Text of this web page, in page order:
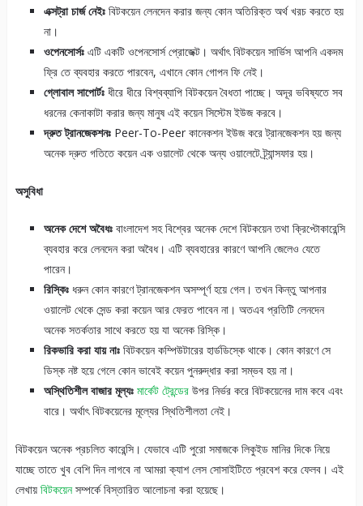
এক্সট্রা চার্জ নেইঃবিটকয়েন লেনদেন করার জন্য কোন অতিরিক্ত অর্থ খরচ করতে হয়
না।
ওপেনসোর্সঃএটি একটি ওপেনসোর্স প্রোজেক্ট। অর্থাৎ বিটকয়েন সার্ভিস আপনি একদম
ফ্রি তে ব্যবহার করতে পারবেন, এখানে কোন গোপন ফি নেই।
গ্লোবাল সাপোর্টঃধীরে ধীরে বিশ্বব্যাপি বিটকয়েন বৈধতা পাচ্ছে। অদূর ভবিষ্যতে সব
ধরনের কেনাকাটা করার জন্য মানুষ এই কয়েন সিস্টেম ইউজ করবে।
দ্রুত ট্রানজেকশনঃPeer-To-Peer কানেকশন ইউজ করে ট্রানজেকশন হয় জন্য
অনেক দ্রুত গতিতে কয়েন এক ওয়ালেট থেকে অন্য ওয়ালেটে ট্র্যান্সফার হয়।
অসুবিধা
অনেক দেশে অবৈধঃবাংলাদেশ সহ বিশ্বের অনেক দেশে বিটকয়েন তথা ক্রিপ্টোকারেন্সি
ব্যবহার করে লেনদেন করা অবৈধ। এটি ব্যবহারের কারণে আপনি জেলেও যেতে
পারেন।
রিস্কিঃধরুন কোন কারণে ট্রানজেকশন অসম্পূর্ণ হয়ে গেল। তখন কিন্তু আপনার
ওয়ালেট থেকে সেন্ড করা কয়েন আর ফেরত পাবেন না। অতএব প্রতিটি লেনদেন
অনেক সতর্কতার সাথে করতে হয় যা অনেক রিস্কি।
রিকভারি করা যায় নাঃবিটকয়েন কম্পিউটারের হার্ডডিস্কে থাকে। কোন কারণে সে
ডিস্ক নষ্ট হয়ে গেলে কোন ভাবেই কয়েন পুনরুদ্ধার করা সম্ভব হয় না।
অস্থিতিশীল বাজার মূল্যঃ মার্কেট ট্রেন্ডেরউপর নির্ভর করে বিটকয়েনের দাম কবে এবং
বারে। অর্থাৎ বিটকয়েনের মূল্যের স্থিতিশীলতা নেই।
বিটকয়েন অনেক প্রচলিত কারেন্সি। যেভাবে এটি পুরো সমাজকে লিকুইড মানির দিকে নিয়ে
যাচ্ছে তাতে খুব বেশি দিন লাগবে না আমরা ক্যাশ লেস সোসাইটিতে প্রবেশ করে ফেলব। এই
লেখায়বিটকয়েনসম্পর্কে বিস্তারিত আলোচনা করা হয়েছে।